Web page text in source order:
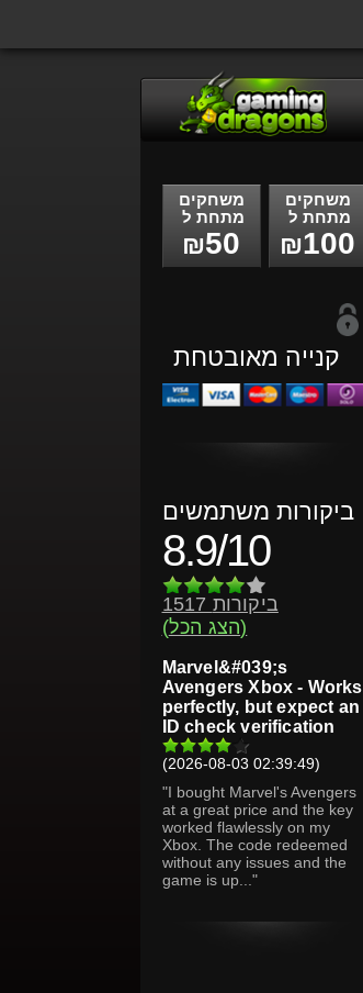
משחקים
מתחת ל
₪50
משחקים
מתחת ל
₪100
קנייה מאובטחת
ביקורות משתמשים
8.9/10
1517 ביקורות
(הצג הכל)
Marvel&#039;s
Avengers Xbox - Works
perfectly, but expect an
ID check verification
(2026-08-03 02:39:49)
"I bought Marvel's Avengers
at a great price and the key
worked flawlessly on my
Xbox. The code redeemed
without any issues and the
game is up..."